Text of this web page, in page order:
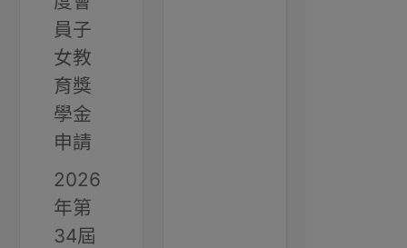
員子
女教
育獎
學金
申請
2026
年第
34屆